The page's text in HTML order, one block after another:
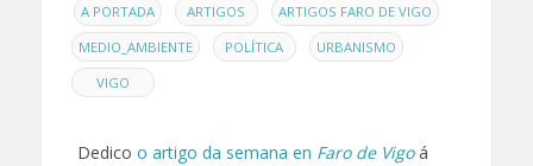
ENA PORTADA , ARTIGOS , ARTIGOS FARO DE VIGO ,
MEDIO_AMBIENTE , POLÍTICA , URBANISMO ,
VIGO
Dedico o artigo da semana en Faro de Vigoá